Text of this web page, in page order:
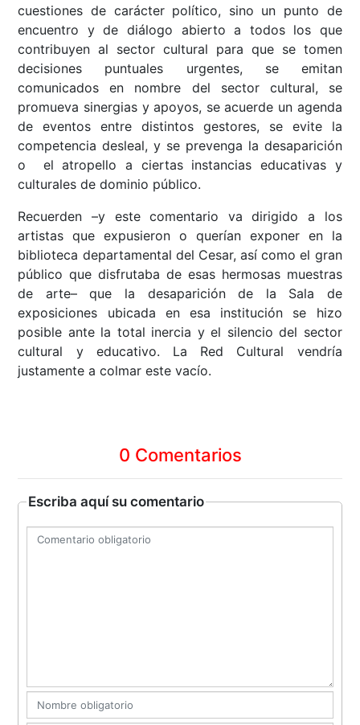
cuestiones de carácter político, sino un punto de
encuentro y de diálogo abierto a todos los que
contribuyen al sector cultural para que se tomen
decisiones puntuales urgentes, se emitan
comunicados en nombre del sector cultural, se
promueva sinergias y apoyos, se acuerde un agenda
de eventos entre distintos gestores, se evite la
competencia desleal, y se prevenga la desaparición
o el atropello a ciertas instancias educativas y
culturales de dominio público.
Recuerden –y este comentario va dirigido a los
artistas que expusieron o querían exponer en la
biblioteca departamental del Cesar, así como el gran
público que disfrutaba de esas hermosas muestras
de arte– que la desaparición de la Sala de
exposiciones ubicada en esa institución se hizo
posible ante la total inercia y el silencio del sector
cultural y educativo. La Red Cultural vendría
justamente a colmar este vacío.
0 Comentarios
Escriba aquí su comentario